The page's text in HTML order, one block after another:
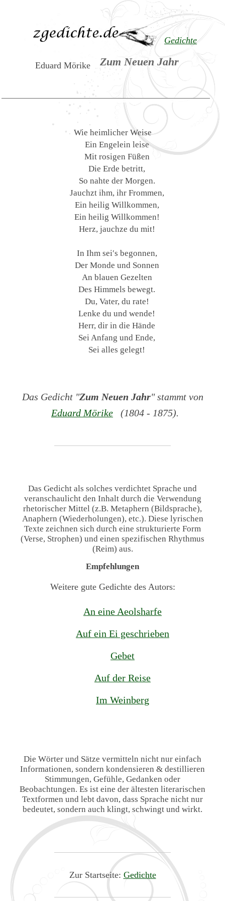
Gedichte
Zum Neuen Jahr
Eduard Mörike
Wie heimlicher Weise
Ein Engelein leise
Mit rosigen Füßen
Die Erde betritt,
So nahte der Morgen.
Jauchzt ihm, ihr Frommen,
Ein heilig Willkommen,
Ein heilig Willkommen!
Herz, jauchze du mit!
In Ihm sei′s begonnen,
Der Monde und Sonnen
An blauen Gezelten
Des Himmels bewegt.
Du, Vater, du rate!
Lenke du und wende!
Herr, dir in die Hände
Sei Anfang und Ende,
Sei alles gelegt!
Das Gedicht "Zum Neuen Jahr" stammt von
Eduard Mörike (1804 - 1875).
Das Gedicht als solches verdichtet Sprache und
veranschaulicht den Inhalt durch die Verwendung
rhetorischer Mittel (z.B. Metaphern (Bildsprache),
Anaphern (Wiederholungen), etc.). Diese lyrischen
Texte zeichnen sich durch eine strukturierte Form
(Verse, Strophen) und einen spezifischen Rhythmus
(Reim) aus.
Empfehlungen
Weitere gute Gedichte des Autors:
An eine Aeolsharfe
Auf ein Ei geschrieben
Gebet
Auf der Reise
Im Weinberg
Die Wörter und Sätze vermitteln nicht nur einfach
Informationen, sondern kondensieren & destillieren
Stimmungen, Gefühle, Gedanken oder
Beobachtungen. Es ist eine der ältesten literarischen
Textformen und lebt davon, dass Sprache nicht nur
bedeutet, sondern auch klingt, schwingt und wirkt.
Zur Startseite: Gedichte